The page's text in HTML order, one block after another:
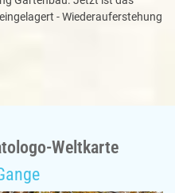
- Wiederauferstehung
Weltkarte